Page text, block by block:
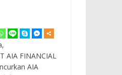
AIA FINANCIAL
AIA